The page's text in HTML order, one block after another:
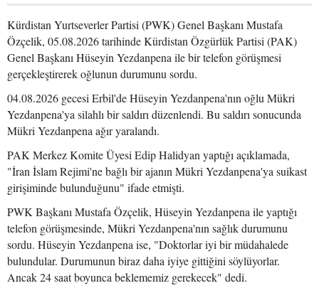
Kürdistan Yurtseverler Partisi (PWK) Genel Başkanı Mustafa
Özçelik, 05.08.2026 tarihinde Kürdistan Özgürlük Partisi (PAK)
Genel Başkanı Hüseyin Yezdanpena ile bir telefon görüşmesi
gerçekleştirerek oğlunun durumunu sordu.
04.08.2026 gecesi Erbil'de Hüseyin Yezdanpena'nın oğlu Mükri
Yezdanpena'ya silahlı bir saldırı düzenlendi. Bu saldırı sonucunda
Mükri Yezdanpena ağır yaralandı.
PAK Merkez Komite Üyesi Edip Halidyan yaptığı açıklamada,
"İran İslam Rejimi'ne bağlı bir ajanın Mükri Yezdanpena'ya suikast
girişiminde bulunduğunu" ifade etmişti.
PWK Başkanı Mustafa Özçelik, Hüseyin Yezdanpena ile yaptığı
telefon görüşmesinde, Mükri Yezdanpena'nın sağlık durumunu
sordu. Hüseyin Yezdanpena ise, "Doktorlar iyi bir müdahalede
bulundular. Durumunun biraz daha iyiye gittiğini söylüyorlar.
Ancak 24 saat boyunca beklememiz gerekecek" dedi.